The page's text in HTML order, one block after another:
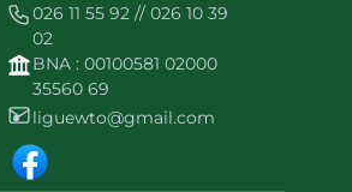
026 11 55 92 // 026 10 39
02
BNA : 00100581 02000
35560 69
liguewto@gmail.com